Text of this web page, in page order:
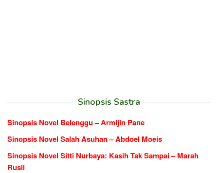
Sinopsis Sastra
Sinopsis Novel Belenggu – Armijin Pane
Sinopsis Novel Salah Asuhan – Abdoel Moeis
Sinopsis Novel Sitti Nurbaya: Kasih Tak Sampai – Marah
Rusli